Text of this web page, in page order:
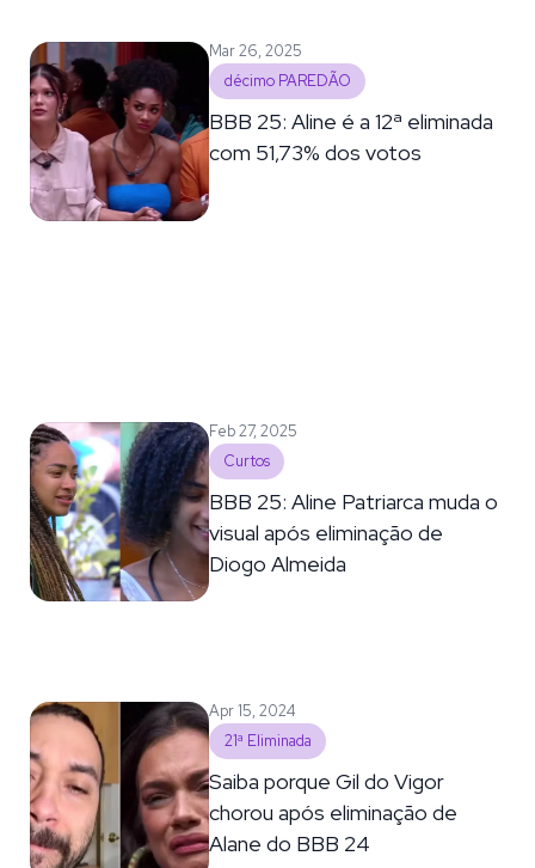
Mar 26, 2025
décimo PAREDÃO
BBB 25: Aline é a 12ª eliminada
com 51,73% dos votos
Feb 27, 2025
Curtos
BBB 25: Aline Patriarca muda o
visual após eliminação de
Diogo Almeida
Apr 15, 2024
21ª Eliminada
Saiba porque Gil do Vigor
chorou após eliminação de
Alane do BBB 24